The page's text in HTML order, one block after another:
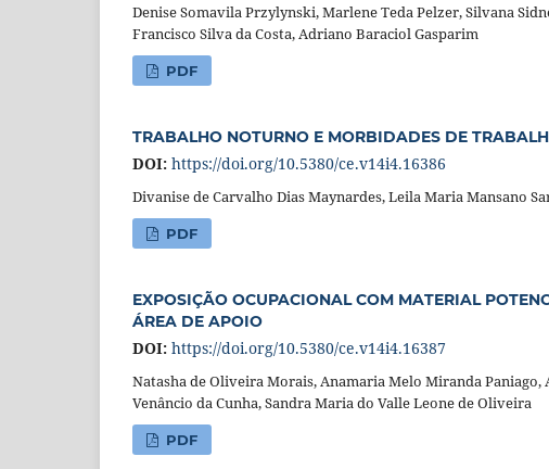
Denise Somavila Przylynski, Marlene Teda Pelzer, Silvana
Francisco Silva da Costa, Adriano Baraciol Gasparim
PDF
TRABALHO NOTURNO E MORBIDADES DE
DOI: https://doi.org/10.5380/ce.v14i4.16386
Divanise de Carvalho Dias Maynardes, Leila Maria Mansano
PDF
EXPOSIÇÃO OCUPACIONAL COM MATERIAL
ÁREA DE APOIO
DOI: https://doi.org/10.5380/ce.v14i4.16387
Natasha de Oliveira Morais, Anamaria Melo Miranda
Venâncio da Cunha, Sandra Maria do Valle Leone de Oliveira
PDF